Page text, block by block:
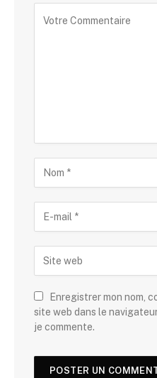
Enregistrer mon nom,
site web dans le
je commente.